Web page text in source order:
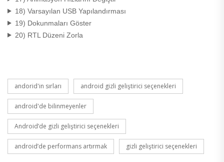
18) Varsayılan USB Yapılandırması
19) Dokunmaları Göster
20) RTL Düzeni Zorla
andorid'in sırları android gizli geliştirici seçenekleri
android'de bilinmeyenler
Android’de gizli geliştirici seçenekleri
android’de performans artırmak gizli geliştirici seçenekleri